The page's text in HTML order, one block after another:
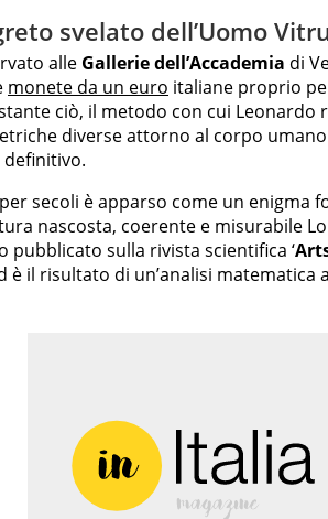
svelato dell’Uomo
alle Gallerie dell’Accademia di
monete da un euro italiane proprio
ciò, il metodo con cui Leonardo
diverse attorno al corpo
secoli è apparso come un enigma
nascosta, coerente e misurabile
pubblicato sulla rivista scientifica ‘
è il risultato di un’analisi matematica